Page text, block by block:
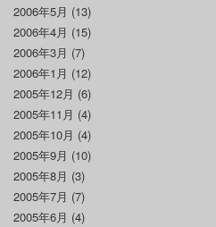
2006年5月 (13)
2006年4月 (15)
2006年3月 (7)
2006年1月 (12)
2005年12月 (6)
2005年11月 (4)
2005年10月 (4)
2005年9月 (10)
2005年8月 (3)
2005年7月 (7)
2005年6月 (4)